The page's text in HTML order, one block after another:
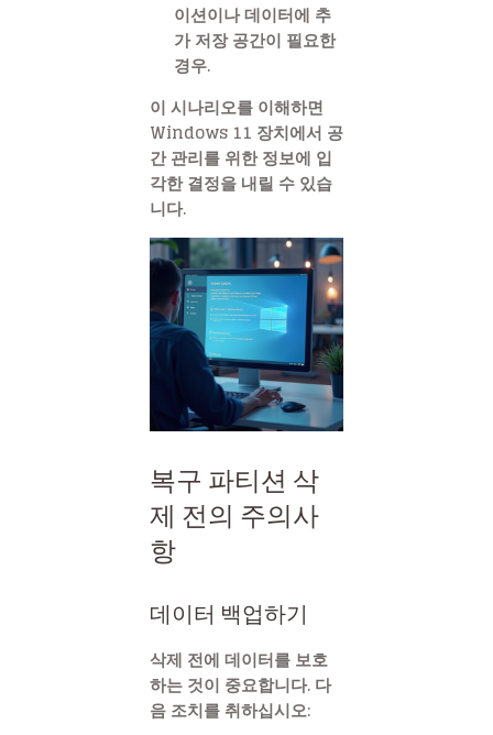
이션이나 데이터에 추
가 저장 공간이 필요한
경우.
이 시나리오를 이해하면
Windows 11 장치에서 공
간 관리를 위한 정보에 입
각한 결정을 내릴 수 있습
니다.
복구 파티션 삭
제 전의 주의사
항
데이터 백업하기
삭제 전에 데이터를 보호
하는 것이 중요합니다. 다
음 조치를 취하십시오: